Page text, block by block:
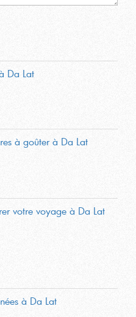
Da Lat
à goûter à Da Lat
votre voyage à Da Lat
à Da Lat